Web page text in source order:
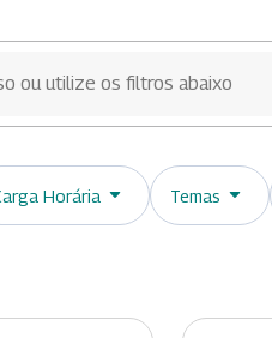
Horária Temas